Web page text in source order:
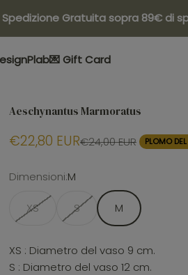
Gratuita sopra 89€ di spesa!
Plab💌 Gift Card
Aeschynantus Marmoratus
€22,80 EUR€24,00 EUR PLOMO
Dimensioni:M
XS S M
XS : Diametro del vaso 9 cm.
S : Diametro del vaso 12 cm.